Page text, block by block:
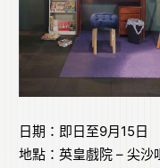
日期：即日至9月15日
地點：英皇戲院 – 尖沙